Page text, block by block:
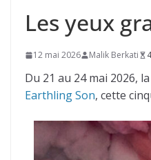
Les yeux
12 mai 2026 Malik Berkati
Du 21 au 24 mai 2026,
Earthling Son, cette